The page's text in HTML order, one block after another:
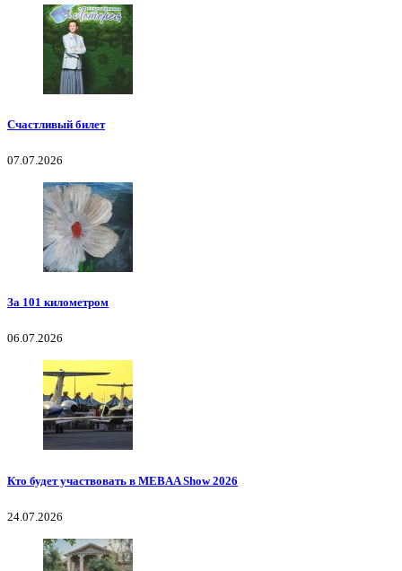
Счастливый билет
07.07.2026
За 101 километром
06.07.2026
Кто будет участвовать в MEBAA Show 2026
24.07.2026